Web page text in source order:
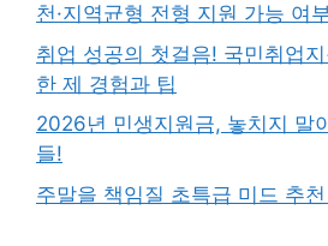
천·지역균형 전형 지원 가능 여
취업 성공의 첫걸음! 국민취업
한 제 경험과 팁
2026년 민생지원금, 놓치지 말
들!
주말을 책임질 초특급 미드 추